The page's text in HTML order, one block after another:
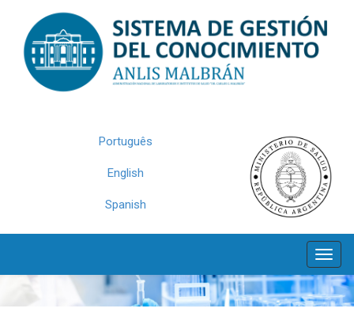
navigation
Português
English
Spanish